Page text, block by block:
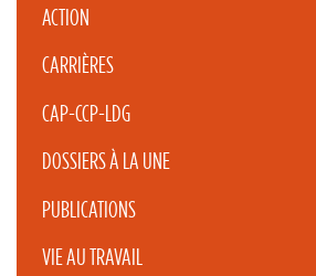
ACTION
CARRIÈRES
CAP-CCP-LDG
DOSSIERS À LA UNE
PUBLICATIONS
VIE AU TRAVAIL